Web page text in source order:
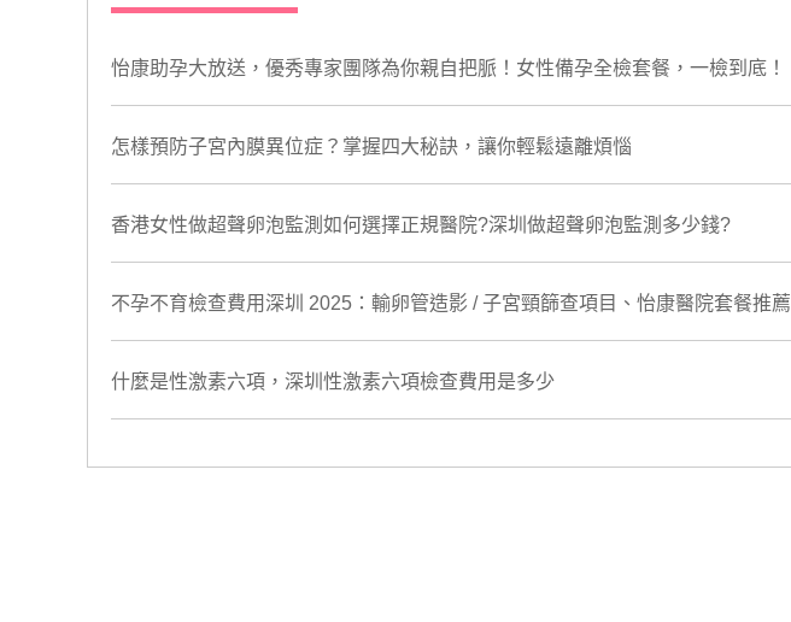
怡康助孕大放送，優秀專家團隊為你親自把脈！女性備孕全檢套餐，一檢到底！
怎樣預防子宮內膜異位症？掌握四大秘訣，讓你輕鬆遠離煩惱
香港女性做超聲卵泡監測如何選擇正規醫院?深圳做超聲卵泡監測多少錢?
不孕不育檢查費用深圳 2025：輸卵管造影 / 子宮頸篩查項目、怡康醫院套餐推薦
什麼是性激素六項，深圳性激素六項檢查費用是多少